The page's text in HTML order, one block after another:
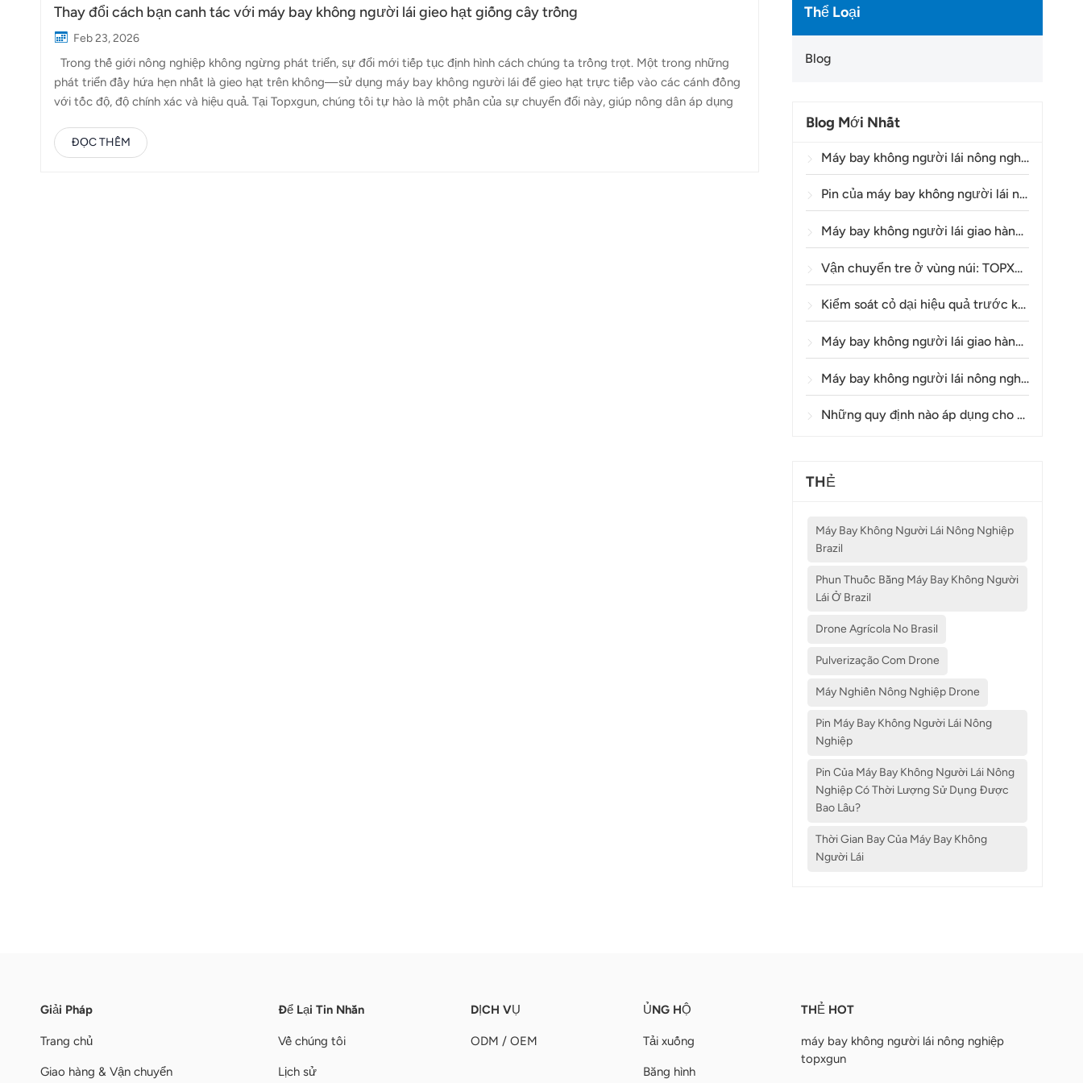
Thể Loại
Blog
Blog Mới Nhất
Máy bay không người lái nông nghiệp đang giúp nông dân Brazil cải thiện hoạt động phun thuốc trừ sâu như thế nào?
Pin của máy bay không người lái nông nghiệp có thể sử dụng được bao lâu?
Máy bay không người lái giao hàng Y160: Một phương thức an toàn và hiệu quả hơn để vận chuyển vật liệu tháp điện trên địa hình đồi núi.
Vận chuyển tre ở vùng núi: TOPXGUN Y160 mở ra một tuyến đường mới từ rừng đến điểm thu gom.
Kiểm soát cỏ dại hiệu quả trước khi nảy mầm trong lúa mì bằng máy bay không người lái nông nghiệp A80
Máy bay không người lái giao hàng là gì và việc giao hàng bằng máy bay không người lái hoạt động như thế nào?
Máy bay không người lái nông nghiệp có độ chính xác như thế nào trong việc phun thuốc và giám sát cây trồng?
Những quy định nào áp dụng cho việc sử dụng máy bay không người lái trong nông nghiệp ở các quốc gia khác nhau?
THẺ
Máy Bay Không Người Lái Nông Nghiệp
Brazil
Phun Thuốc Bằng Máy Bay Không Người
Lái Ở Brazil
Drone Agrícola No Brasil
Pulverização Com Drone
Máy Nghiền Nông Nghiệp Drone
Pin Máy Bay Không Người Lái Nông
Nghiệp
Pin Của Máy Bay Không Người Lái Nông
Nghiệp Có Thời Lượng Sử Dụng Được
Bao Lâu?
Thời Gian Bay Của Máy Bay Không
Người Lái
Thay đổi cách bạn canh tác với máy bay không người lái gieo hạt giống cây trồng
Feb 23, 2026
Trong thế giới nông nghiệp không ngừng phát triển, sự đổi mới tiếp tục định hình cách chúng ta trồng trọt. Một trong những
phát triển đầy hứa hẹn nhất là gieo hạt trên không—sử dụng máy bay không người lái để gieo hạt trực tiếp vào các cánh đồng
với tốc độ, độ chính xác và hiệu quả. Tại Topxgun, chúng tôi tự hào là một phần của sự chuyển đổi này, giúp nông dân áp dụng
không người lái nông n...
ĐỌC THÊM
Giải Pháp
Trang chủ
Giao hàng & Vận chuyển
Để Lại Tin Nhắn
Về chúng tôi
Lịch sử
DỊCH VỤ
ODM / OEM
ỦNG HỘ
Tải xuống
Băng hình
THẺ HOT
máy bay không người lái nông nghiệp
topxgun